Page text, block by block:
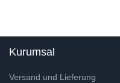
Kurumsal
Versand und Lieferung